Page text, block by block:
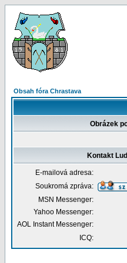
Obsah fóra Chrastava
Obrázek
Kontakt
E-mailová adresa:
Soukromá zpráva:
MSN Messenger:
Yahoo Messenger:
AOL Instant Messenger:
ICQ: